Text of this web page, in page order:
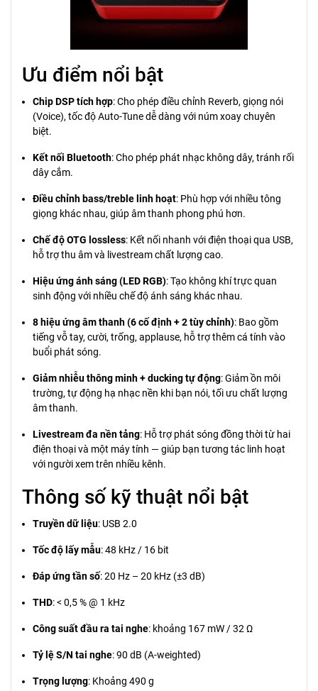
Ưu điểm nổi bật
Chip DSP tích hợp: Cho phép điều chỉnh Reverb, giọng nói
(Voice), tốc độ Auto-Tune dễ dàng với núm xoay chuyên
biệt.
Kết nối Bluetooth: Cho phép phát nhạc không dây, tránh rối
dây cắm.
Điều chỉnh bass/treble linh hoạt: Phù hợp với nhiều tông
giọng khác nhau, giúp âm thanh phong phú hơn.
Chế độ OTG lossless: Kết nối nhanh với điện thoại qua USB,
hỗ trợ thu âm và livestream chất lượng cao.
Hiệu ứng ánh sáng (LED RGB): Tạo không khí trực quan
sinh động với nhiều chế độ ánh sáng khác nhau.
8 hiệu ứng âm thanh (6 cố định + 2 tùy chỉnh): Bao gồm
tiếng vỗ tay, cười, trống, applause, hỗ trợ thêm cá tính vào
buổi phát sóng.
Giảm nhiễu thông minh + ducking tự động: Giảm ồn môi
trường, tự động hạ nhạc nền khi bạn nói, tối ưu chất lượng
âm thanh.
Livestream đa nền tảng: Hỗ trợ phát sóng đồng thời từ hai
điện thoại và một máy tính — giúp bạn tương tác linh hoạt
với người xem trên nhiều kênh.
Thông số kỹ thuật nổi bật
Truyền dữ liệu: USB 2.0
Tốc độ lấy mẫu: 48 kHz / 16 bit
Đáp ứng tần số: 20 Hz – 20 kHz (±3 dB)
THD: < 0,5 % @ 1 kHz
Công suất đầu ra tai nghe: khoảng 167 mW / 32 Ω
Tỷ lệ S/N tai nghe: 90 dB (A-weighted)
Trọng lượng: Khoảng 490 g